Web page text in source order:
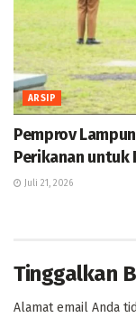
ARSIP
Pemprov
Perikanan untuk
Juli 21, 2026
Tinggalkan
Alamat email Anda